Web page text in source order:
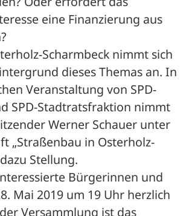
eine Finanzierung aus
Scharmbeck nimmt sich
dieses Themas an. In
Veranstaltung von SPD-
SPD-Stadtratsfraktion nimmt
Werner Schauer unter
„Straßenbau in Osterholz-
Stellung.
Bürgerinnen und
Mai 2019 um 19 Uhr herzlich
Versammlung ist das